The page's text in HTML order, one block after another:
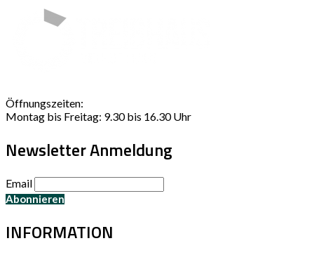
Öffnungszeiten:
Montag bis Freitag: 9.30 bis 16.30 Uhr
Newsletter Anmeldung
Email
INFORMATION